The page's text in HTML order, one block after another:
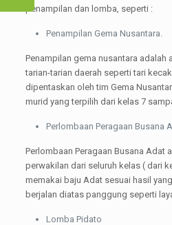
penampilan dan lomba, seperti :
Penampilan Gema Nusantara.
Penampilan gema nusantara adalah
tarian-tarian daerah seperti tari
dipentaskan oleh tim Gema
murid yang terpilih dari kelas 7
Perlombaan Peragaan Busana
Perlombaan Peragaan Busana Adat
perwakilan dari seluruh kelas ( dari
memakai baju Adat sesuai hasil
berjalan diatas panggung seperti
Lomba Pidato